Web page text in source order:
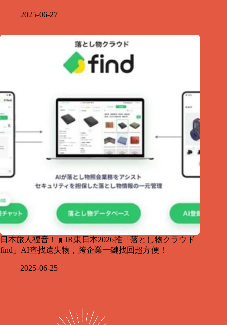
2025-06-27
日本旅人福音！🧳JR東日本2026推「落とし物クラウド
find」AI查找遺失物，跨企業一鍵找回超方便！
2025-06-25